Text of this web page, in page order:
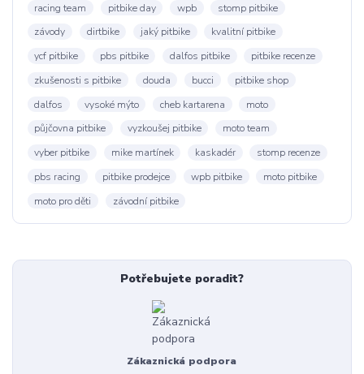
racing team
pitbike day wpb
stomp pitbike
závody
dirtbike jaký pitbike
kvalitní pitbike
ycf pitbike
pbs pitbike dalfos pitbike
pitbike recenze
zkušenosti s pitbike
douda bucci
pitbike shop
dalfos
vysoké mýto cheb kartarena
moto
půjčovna pitbike
vyzkoušej pitbike
moto team
vyber pitbike
mike martínek kaskadér
stomp recenze
pbs racing
pitbike prodejce wpb pitbike
moto pitbike
moto pro děti
závodní pitbike
Potřebujete poradit?
Zákaznická podpora